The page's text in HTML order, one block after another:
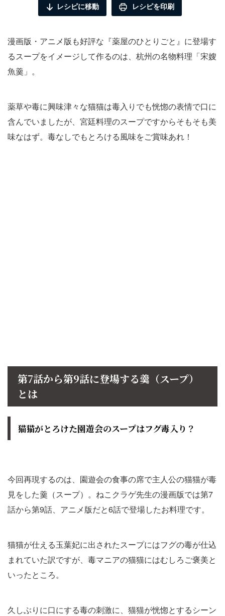
レシピに移動 レシピを印刷
漫画版・アニメ版も好評な『薬屋のひとりごと』に登場す
るスープをイメージして作るのは、杭州の名物料理「宋嫂
魚羹」。
薬草や毒に興味津々な猫猫は毒入りでも恍惚の表情で口に
含んでいましたが、宮廷料理のスープですからそもそも美
味なはず。毒なしでもとろける風味をご賞味あれ！
第7話から第9話に登場する羹（スープ）
とは
猫猫がとろけた園遊会のスープはフグ毒入り？
今回再現するのは、園遊会の食事の席で主人公の猫猫が毒
見をした羹（スープ）。ねこクラゲ先生の漫画版では第7
話から第9話、アニメ版だと6話で登場したお料理です。
猫猫が仕える玉葉妃に出されたスープにはフグの毒が仕込
まれていた訳ですが、毒マニアの猫猫にはむしろご褒美と
いったところ。
久しぶりに口にする毒の刺激に、猫猫が恍惚とするシーン